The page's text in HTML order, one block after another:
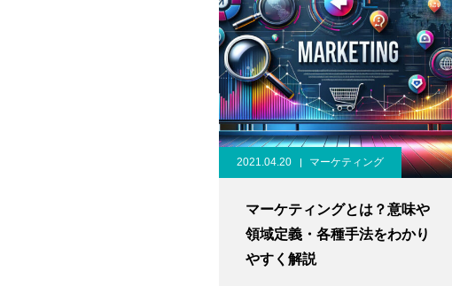
2021.04.20 マーケティング
マーケティングとは？意味や
領域定義・各種手法をわかり
やすく解説